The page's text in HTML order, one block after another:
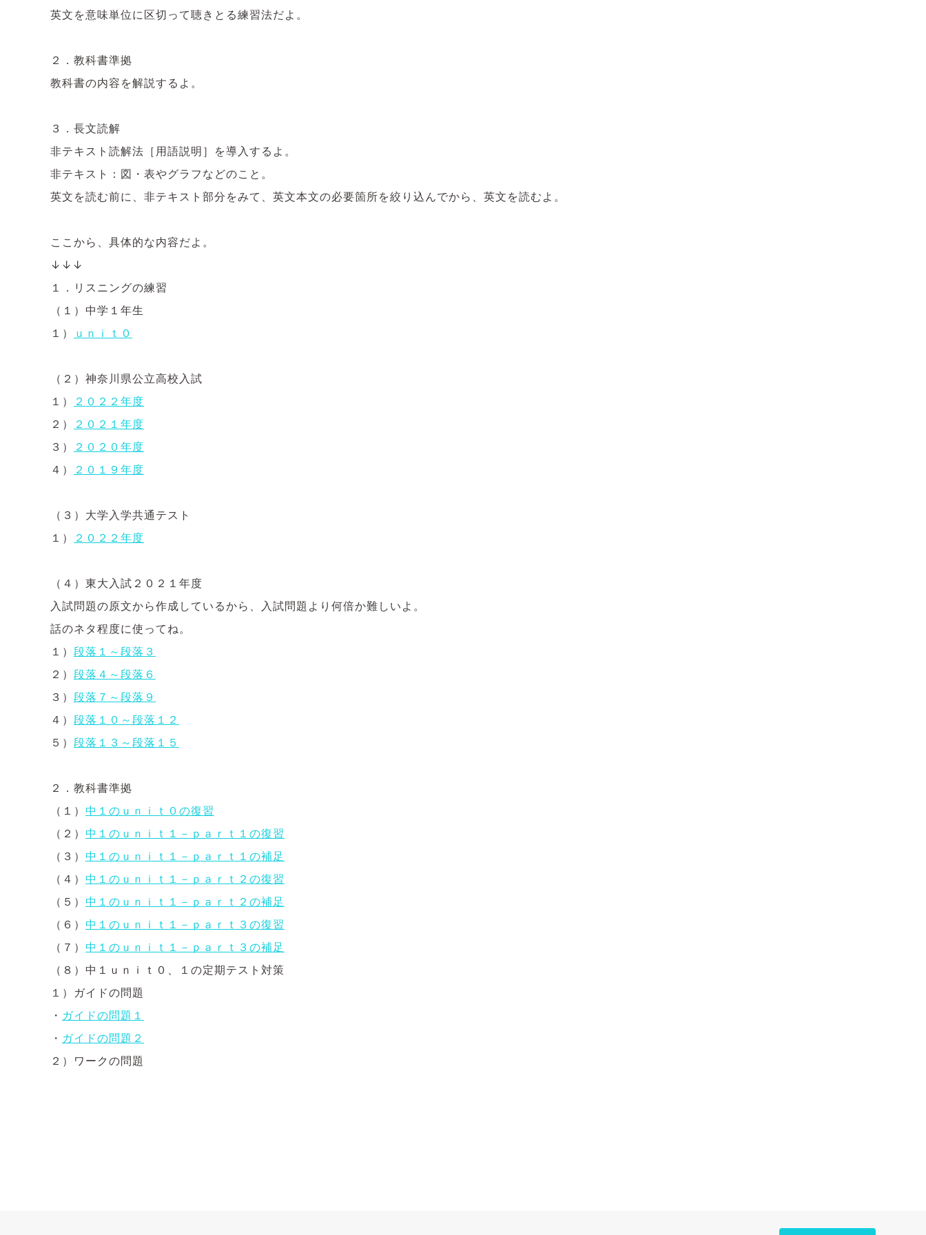
英文を意味単位に区切って聴きとる練習法だよ。
２．教科書準拠
教科書の内容を解説するよ。
３．長文読解
非テキスト読解法［用語説明］を導入するよ。
非テキスト：図・表やグラフなどのこと。
英文を読む前に、非テキスト部分をみて、英文本文の必要箇所を絞り込んでから、英文を読むよ。
ここから、具体的な内容だよ。
↓↓↓
１．リスニングの練習
（１）中学１年生
１）
ｕｎｉｔ０
（２）神奈川県公立高校入試
１）
２０２２年度
２）
２０２１年度
３）
２０２０年度
４）
２０１９年度
（３）大学入学共通テスト
１）
２０２２年度
（４）東大入試２０２１年度
入試問題の原文から作成しているから、入試問題より何倍か難しいよ。
話のネタ程度に使ってね。
１） 段落１～段落３
２） 段落４～段落６
３） 段落７～段落９
４） 段落１０～段落１２
５） 段落１３～段落１５
２．教科書準拠
（１） 中１のｕｎｉｔ０の復習
（２） 中１のｕｎｉｔ１－ｐａｒｔ１の復習
（３） 中１のｕｎｉｔ１－ｐａｒｔ１の補足
（４） 中１のｕｎｉｔ１－ｐａｒｔ２の復習
（５） 中１のｕｎｉｔ１－ｐａｒｔ２の補足
（６） 中１のｕｎｉｔ１－ｐａｒｔ３の復習
（７） 中１のｕｎｉｔ１－ｐａｒｔ３の補足
（８）中１ｕｎｉｔ０、１の定期テスト対策
１）ガイドの問題
・ ガイドの問題１
・ ガイドの問題２
２）ワークの問題